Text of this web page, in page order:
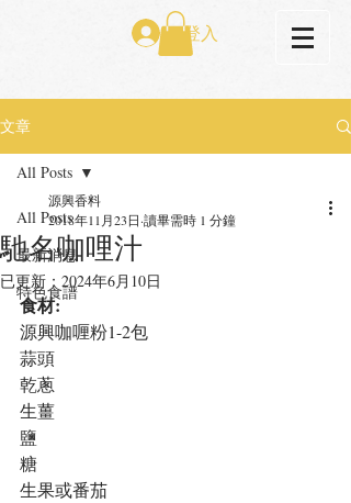
登入
文章
All Posts
最新消息
特色食譜
All Posts
馳名咖哩汁
源興香料
2018年11月23日 讀畢需時 1 分鐘
已更新： 2024年6月10日
食材:
源興咖喱粉1-2包
蒜頭
乾蔥
生薑
鹽
糖
生果或番茄